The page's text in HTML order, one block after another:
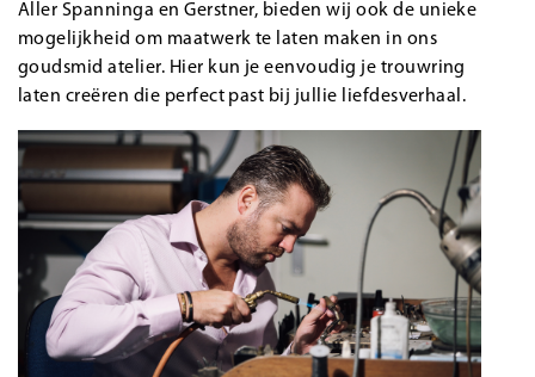
Aller Spanninga en Gerstner, bieden wij ook de unieke
mogelijkheid om maatwerk te laten maken in ons
goudsmid atelier. Hier kun je eenvoudig je trouwring
laten creëren die perfect past bij jullie liefdesverhaal.